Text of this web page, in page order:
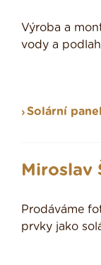
Výroba a
vody a
Solární
Miroslav
Prodáváme
prvky jako